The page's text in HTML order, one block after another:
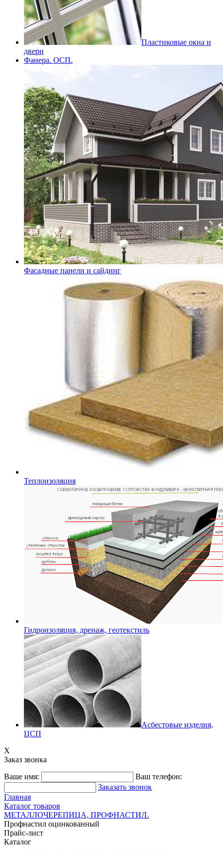
Пластиковые окна и
двери
Фанера. ОСП.
Фасадные панели и сайдинг
Теплоизоляция
Гидроизоляция, дренаж, геотекстиль
Асбестовые изделия,
ЦСП
X
Заказ звонка
Ваше имя:
Ваш телефон:
Заказать звонок
Главная
Каталог товаров
МЕТАЛЛОЧЕРЕПИЦА, ПРОФНАСТИЛ.
Профнастил оцинкованный
Прайс-лист
Каталог